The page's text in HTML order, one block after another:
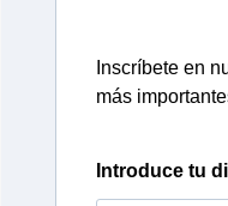
Inscríbete en
más
Introduce tu